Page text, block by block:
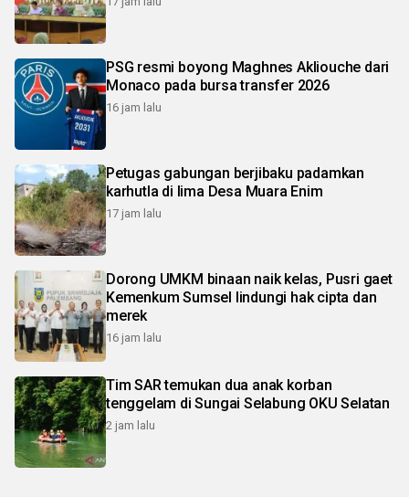
PSG resmi boyong Maghnes Akliouche dari
Monaco pada bursa transfer 2026
16 jam lalu
Petugas gabungan berjibaku padamkan
karhutla di lima Desa Muara Enim
17 jam lalu
Dorong UMKM binaan naik kelas, Pusri gaet
Kemenkum Sumsel lindungi hak cipta dan
merek
16 jam lalu
Tim SAR temukan dua anak korban
tenggelam di Sungai Selabung OKU Selatan
2 jam lalu